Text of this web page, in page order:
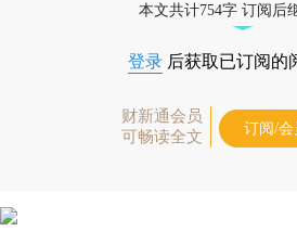
本文共计754字 订阅后
登录 后获取已订阅的
财新通会员
可畅读全文
订阅/会